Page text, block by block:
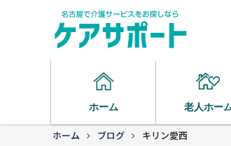
ホーム 老人ホー
ホーム ブログ キリン愛西